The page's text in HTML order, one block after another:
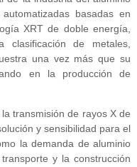
basadas en
XRT de doble energía,
clasificación de metales,
una vez más que su
en la producción de
transmisión de rayos X de
y sensibilidad para el
la demanda de aluminio
y la construcción